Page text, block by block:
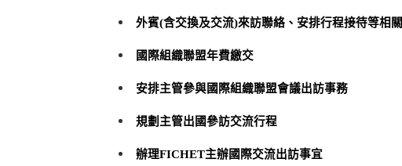
外賓(含交換及交流)來訪聯絡、安排行程接待等相關
國際組織聯盟年費繳交
安排主管參與國際組織聯盟會議出訪事務
規劃主管出國參訪交流行程
辦理FICHET主辦國際交流出訪事宜